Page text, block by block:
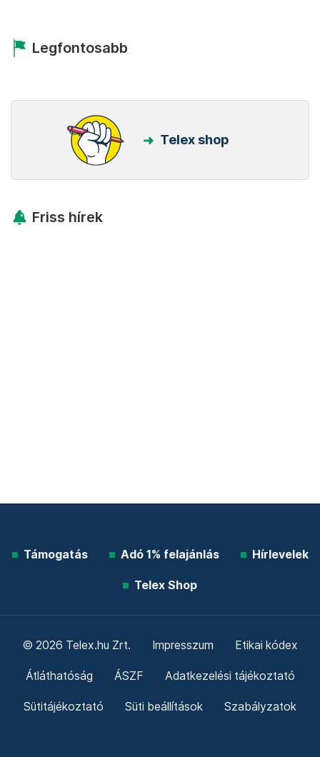
Legfontosabb
Telex shop
Friss hírek
Támogatás Adó 1% felajánlás Hírlevelek
Telex Shop
© 2026 Telex.hu Zrt. Impresszum Etikai kódex
Átláthatóság ÁSZF Adatkezelési tájékoztató
Sütitájékoztató Süti beállítások Szabályzatok